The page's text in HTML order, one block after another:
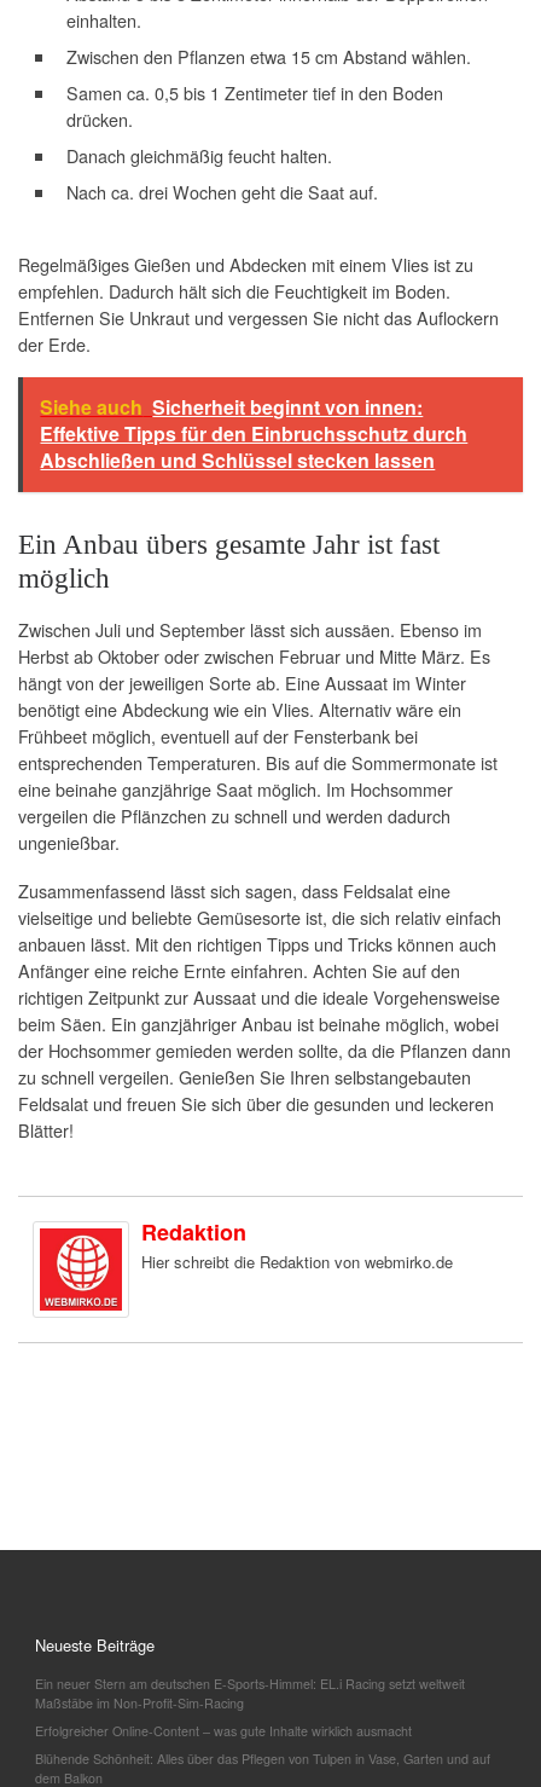
einhalten.
Zwischen den Pflanzen etwa 15 cm Abstand wählen.
Samen ca. 0,5 bis 1 Zentimeter tief in den Boden
drücken.
Danach gleichmäßig feucht halten.
Nach ca. drei Wochen geht die Saat auf.
Regelmäßiges Gießen und Abdecken mit einem Vlies ist zu
empfehlen. Dadurch hält sich die Feuchtigkeit im Boden.
Entfernen Sie Unkraut und vergessen Sie nicht das Auflockern
der Erde.
Siehe auch Sicherheit beginnt von innen:
Effektive Tipps für den Einbruchsschutz durch
Abschließen und Schlüssel stecken lassen
Ein Anbau übers gesamte Jahr ist fast
möglich
Zwischen Juli und September lässt sich aussäen. Ebenso im
Herbst ab Oktober oder zwischen Februar und Mitte März. Es
hängt von der jeweiligen Sorte ab. Eine Aussaat im Winter
benötigt eine Abdeckung wie ein Vlies. Alternativ wäre ein
Frühbeet möglich, eventuell auf der Fensterbank bei
entsprechenden Temperaturen. Bis auf die Sommermonate ist
eine beinahe ganzjährige Saat möglich. Im Hochsommer
vergeilen die Pflänzchen zu schnell und werden dadurch
ungenießbar.
Zusammenfassend lässt sich sagen, dass Feldsalat eine
vielseitige und beliebte Gemüsesorte ist, die sich relativ einfach
anbauen lässt. Mit den richtigen Tipps und Tricks können auch
Anfänger eine reiche Ernte einfahren. Achten Sie auf den
richtigen Zeitpunkt zur Aussaat und die ideale Vorgehensweise
beim Säen. Ein ganzjähriger Anbau ist beinahe möglich, wobei
der Hochsommer gemieden werden sollte, da die Pflanzen dann
zu schnell vergeilen. Genießen Sie Ihren selbstangebauten
Feldsalat und freuen Sie sich über die gesunden und leckeren
Blätter!
Redaktion
Hier schreibt die Redaktion von webmirko.de
Neueste Beiträge
Ein neuer Stern am deutschen E-Sports-Himmel: EL.i Racing setzt weltweit
Maßstäbe im Non-Profit-Sim-Racing
Erfolgreicher Online-Content – was gute Inhalte wirklich ausmacht
Blühende Schönheit: Alles über das Pflegen von Tulpen in Vase, Garten und auf
dem Balkon